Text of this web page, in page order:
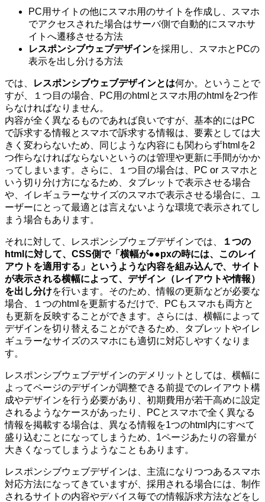
PC用サイトの他にスマホ用のサイトを作成し、スマホ
でアクセスされた場合はサーバ側で自動的にスマホサ
イトへ遷移させる方法
レスポンシブウェブデザインを採用し、スマホとPCの
表示を出し分ける方法
では、 レスポンシブウェブデザインとは何か。ということで
すが、１つ目の場合、PC用のhtmlとスマホ用のhtmlを2つ作
らなければなりません。
内容が全く異なるものであれば良いですが、基本的にはPC
で訴求する情報とスマホで訴求する情報は、要素としては大
きく変わらないため、同じような内容にも関わらずhtmlを2
つ作らなければならないというのは管理や更新に手間がかか
ってしまいます。さらに、１つ目の場合は、PC or スマホと
いう切り分け方になるため、タブレットで表示させる場合
や、イレギュラーなサイズのスマホで表示させる場合に、ユ
ーザーにとって最適とは言えないような環境で表示されてし
まう場合もあります。
それに対して、レスポンシブウェブデザインでは、
１つの
htmlに対して、CSS側で「横幅が●●pxの時には、このレイ
アウトを適用する」というような内容を組み込んで、サイト
が表示される横幅によって、デザイン（レイアウトや情報）
を出し分けを行います。そのため、情報の更新などが必要な
場合、１つのhtmlを更新するだけで、PCもスマホも両方と
も更新を反映することができます。さらには、横幅によって
デザインを切り替えることができるため、タブレットやイレ
ギュラーなサイズのスマホにも適切に対応しやすくなりま
す。
レスポンシブウェブデザインのデメリットとしては、横幅に
よってページのデザインが調整できる前提でのレイアウト構
成やデザインを行う必要があり、初期費用が若干高めに設定
されるようなケースがあったり、PCとスマホで全く異なる
情報を掲載する場合は、異なる情報を1つのhtml内にすべて
盛り込むことになってしまうため、1ページあたりの容量が
大きくなってしまうようなこともあります。
レスポンシブウェブデザインは、主流になりつつあるスマホ
対応方法になってきていますが、採用される場合には、制作
されるサイトの内容やデバイス毎での情報訴求方法などをし